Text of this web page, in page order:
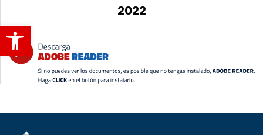
Abrir barra de herramientas
2022